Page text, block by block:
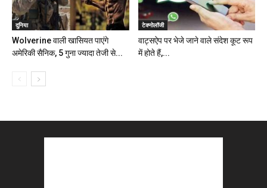
दुनिया
Wolverine वाली खासियत पाएंगे
अमेरिकी सैनिक, 5 गुना ज्यादा तेजी से...
टेक्नोलॉजी
वाट्सऐप पर भेजे जाने वाले संदेश कूट रूप
में होते हैं,...